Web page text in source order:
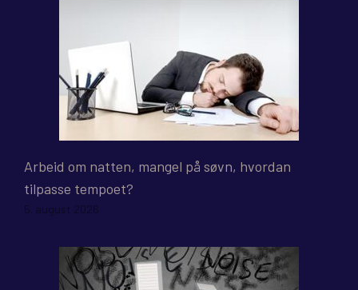
Arbeid om natten, mangel på søvn, hvordan
tilpasse tempoet?
5. august 2026